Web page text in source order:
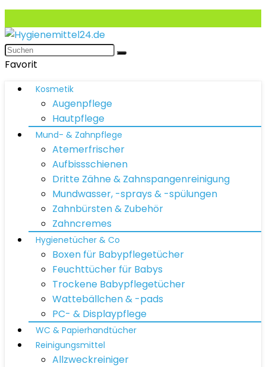
Favorit
Kosmetik
Augenpflege
Hautpflege
Mund- & Zahnpflege
Atemerfrischer
Aufbissschienen
Dritte Zähne & Zahnspangenreinigung
Mundwasser, -sprays & -spülungen
Zahnbürsten & Zubehör
Zahncremes
Hygienetücher & Co
Boxen für Babypflegetücher
Feuchttücher für Babys
Trockene Babypflegetücher
Wattebällchen & -pads
PC- & Displaypflege
WC & Papierhandtücher
Reinigungsmittel
Allzweckreiniger